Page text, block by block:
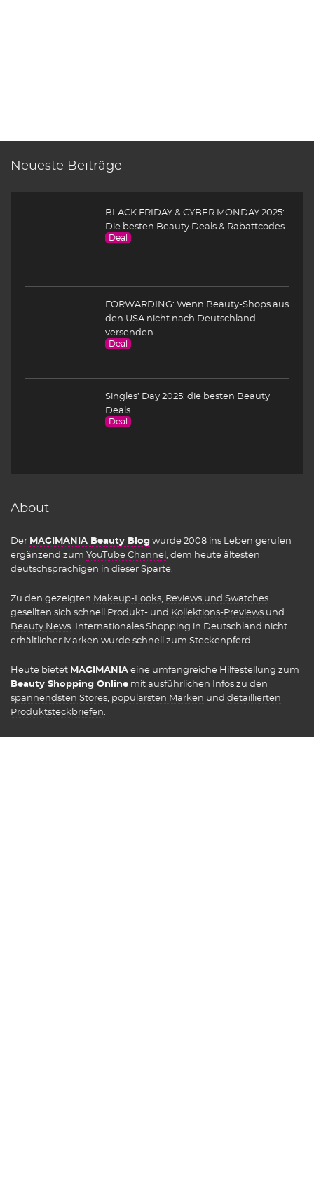
Neueste Beiträge
BLACK FRIDAY & CYBER MONDAY 2025:
Die besten Beauty Deals & Rabattcodes
Deal
FORWARDING: Wenn Beauty-Shops aus
den USA nicht nach Deutschland
versenden
Deal
Singles’ Day 2025: die besten Beauty
Deals
Deal
About
Der MAGIMANIA Beauty Blog wurde 2008 ins Leben gerufen
ergänzend zum YouTube Channel
, dem heute ältesten
deutschsprachigen in dieser Sparte.
Zu den gezeigten Makeup-Looks Reviews und Swatches
gesellten sich schnell Produkt- und Kollektions-Previews und
Beauty News . Internationales Shopping in Deutschland nicht
erhältlicher Marken wurde schnell zum Steckenpferd.
Heute bietet MAGIMANIA eine umfangreiche Hilfestellung zum
Beauty Shopping Online mit ausführlichen Infos zu den
spannendsten Stores populärsten Marken und detaillierten
Produktsteckbriefen